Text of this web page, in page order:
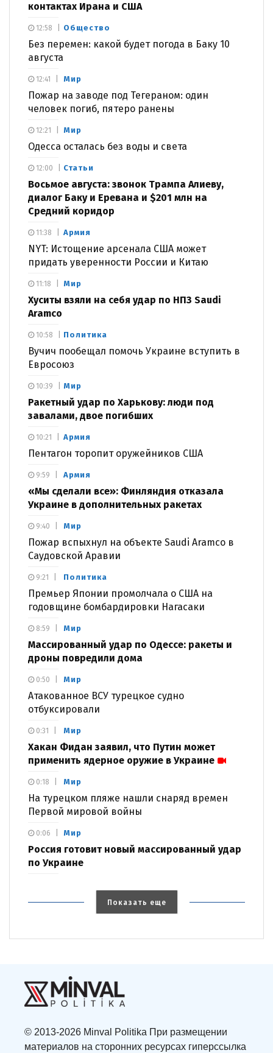
контактах Ирана и США
Общество
Без перемен: какой будет погода в Баку 10
августа
12:58
Мир
Пожар на заводе под Тегераном: один
человек погиб, пятеро ранены
12:41
Мир
Одесса осталась без воды и света
12:21
Статьи
Восьмое августа: звонок Трампа Алиеву,
диалог Баку и Еревана и $201 млн на
Средний коридор
12:00
Армия
NYT: Истощение арсенала США может
придать уверенности России и Китаю
11:38
Мир
Хуситы взяли на себя удар по НПЗ Saudi
Aramco
11:18
Политика
Вучич пообещал помочь Украине вступить в
Евросоюз
10:58
Мир
Ракетный удар по Харькову: люди под
завалами, двое погибших
10:39
Армия
Пентагон торопит оружейников США
10:21
Армия
«Мы сделали все»: Финляндия отказала
Украине в дополнительных ракетах
9:59
Мир
Пожар вспыхнул на объекте Saudi Aramco в
Саудовской Аравии
9:40
Политика
Премьер Японии промолчала о США на
годовщине бомбардировки Нагасаки
9:21
Мир
Массированный удар по Одессе: ракеты и
дроны повредили дома
8:59
Мир
Атакованное ВСУ турецкое судно
отбуксировали
0:50
Мир
Хакан Фидан заявил, что Путин может
применить ядерное оружие в Украине
0:31
Мир
На турецком пляже нашли снаряд времен
Первой мировой войны
0:18
Мир
Россия готовит новый массированный удар
по Украине
0:06
Показать еще
© 2013-2026 Minval Politika При размещении
материалов на сторонних ресурсах гиперссылка